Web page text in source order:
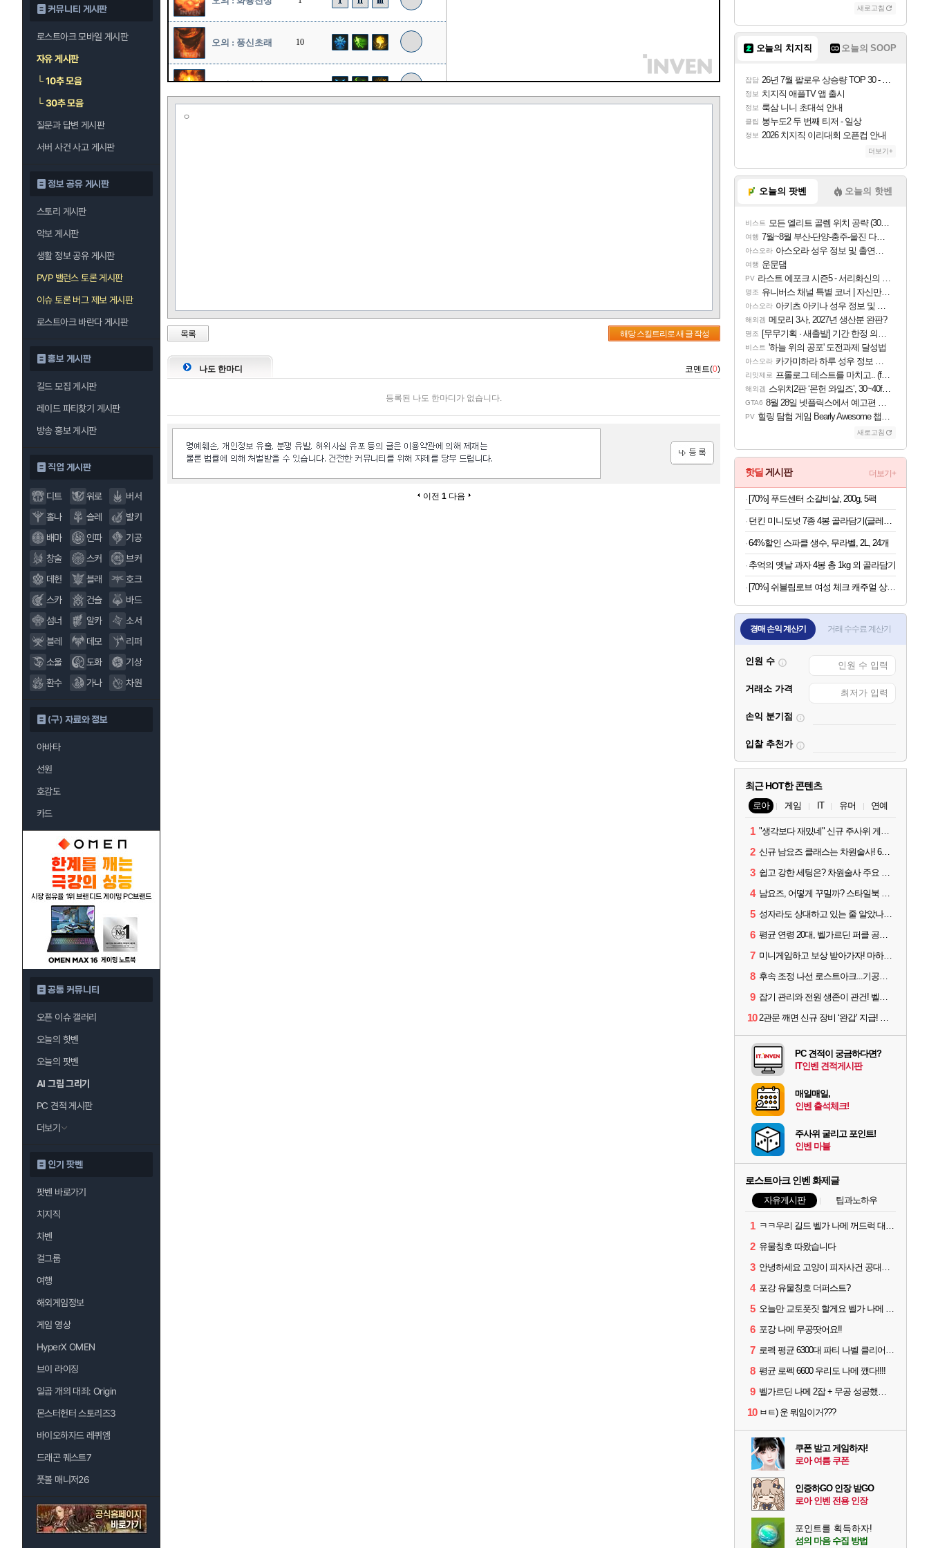
커뮤니티 게시판
로스트아크 모바일 게시판
자유 게시판
└10추 모음
└30추 모음
질문과 답변 게시판
서버 사건 사고 게시판
정보 공유 게시판
스토리 게시판
악보 게시판
생활 정보 공유 게시판
PVP 밸런스 토론 게시판
이슈 토론 버그 제보 게시판
로스트아크 바란다 게시판
홍보 게시판
길드 모집 게시판
레이드 파티찾기 게시판
방송 홍보 게시판
직업 게시판
디트 워로
버서
홀나
슬레
발키
배마
인파
기공
창술
스커
브커
데헌
블래
호크
스카
건슬
바드
섬너
알카
소서
블레
데모
리퍼
소울
도화
기상
환수
가나 차원
(구) 자료와 정보
아바타
선원
호감도
카드
공통 커뮤니티
오픈 이슈 갤러리
오늘의 핫벤
오늘의 팟벤
AI 그림 그리기
PC 견적 게시판
더보기
인기 팟벤
팟벤 바로가기
치지직
차벤
걸그룹
여행
해외게임정보
게임 영상
HyperX OMEN
브이 라이징
일곱 개의 대죄: Origin
몬스터헌터 스토리즈3
바이오하자드 레퀴엠
드래곤 퀘스트7
풋볼 매니저26
오의 : 풍신초래 10
오의 : 폭쇄진 10
ㅇ
목록 해당 스킬트리로 새 글 작성
나도 한마디 코멘트(0)
등록된 나도 한마디가 없습니다.
이전 1 다음
새로고침
오늘의 치지직 오늘의 SOOP
잡담 26년 7월 팔로우 상승량 TOP 30 - 월간 치지직
정보 치지직 애플TV 앱 출시
정보 룩삼 니니 초대석 안내
클립 봉누도2 두 번째 티저 - 일상
정보 2026 치지직 이리대회 오픈컵 안내
더보기+
오늘의 팟벤 오늘의 핫벤
비스트 모든 엘리트 골렘 위치 공략 (30개) - 방랑 결투가
여행 7월~8월 부산-단양-충주-울진 다녀왔어요~
아스오라 아스오라 성우 정보 및 출연작 모음
여행 운문댐
PV 라스트 에포크 시즌5 - 서리화신의 분노 티저
명조 유니버스 채널 특별 코너 | 자신만의 스타일
아스오라 아키츠 아키나 성우 정보 및 주요 필모
해외겜 메모리 3사, 2027년 생산분 완판?
명조 [무무기획 · 새출발] 기간 한정 의뢰 이벤트
비스트 '하늘 위의 공포' 도전과제 달성법
아스오라 카가미하라 하루 성우 정보 및 주요 필모
리밋제로 프롤로그 테스트를 마치고.. (feat. 리아)
해외겜 스위치2판 ‘몬헌 와일즈’, 30~40fps 목표 추정
GTA6 8월 28일 넷플릭스에서 예고편 공개 예정
PV 힐링 탐험 게임 Bearly Awesome 챕터 1 트레일러
새로고침
핫딜 게시판 더보기+
[70%] 푸드센터 소갈비살, 200g, 5팩
64%할인 스파클 생수, 무라벨, 2L, 24개
추억의 옛날 과자 4봉 총 1kg 외 골라담기
[70%] 쉬블림로브 여성 체크 캐주얼 상하의 세트 안드리 GW1780, FREE, 1세트
경매 손익 계산기 거래 수수료 계산기
인원 수
거래소 가격
손익 분기점
입찰 추천가
최근 HOT한 콘텐츠
로아 게임 IT 유머 연예
1 "생각보다 재밌네" 신규 주사위 게임 티카투카 호평
2 신규 남요즈 클래스는 차원술사! 6월 20일 로아온 썸머 정리
3 쉽고 강한 세팅은? 차원술사 주요 빌드와 스킬 코드
4 남요즈, 어떻게 꾸밀까? 스타일북 인기 차원술사 커스터마이즈
5 성자라도 상대하고 있는 줄 알았나? 벨가르딘 이모저모
6 평균 연령 20대, 벨가르딘 퍼클 공대 '영로티'를 만나다
7 미니게임하고 보상 받아가자! 마하라카 썸머 캠프 할 일은?
8 후속 조정 나선 로스트아크...기공사, 차원술사 하향
9 잡기 관리와 전원 생존이 관건! 벨가르딘 유물 칭호 획득방법 정리
10 2관문 깨면 신규 장비 ‘완갑’ 지급! 그림자 레이드 벨가르딘 공개
PC 견적이 궁금하다면?
IT인벤 견적게시판
매일매일,
인벤 출석체크!
주사위 굴리고 포인트!
인벤 마블
로스트아크 인벤 화제글
자유게시판 팁과노하우
1 ㅋㅋ우리 길드 벨가 나메 꺼드럭 대다가 싸움났다
2 유물칭호 따왔습니다
3 안녕하세요 고양이 피자사건 공대원입니다.
4 포강 유물칭호 더퍼스트?
5 오늘만 교토폿짓 할게요 벨가 나메 무공쉽더라
6 포강 나메 무공땃어요!!
7 로펙 평균 6300대 파티 나벨 클리어 [기믹 영상 참고하시면 좋을 듯]
8 평균 로펙 6600 우리도 나메 깼다!!!!
9 벨가르딘 나메 2잡 + 무공 성공했습니다.
10 ㅂㅌ) 운 뭐임이거???
쿠폰 받고 게임하자!
로아 여름 쿠폰
인증하GO 인장 받GO
로아 인벤 전용 인장
포인트를 획득하자!
섬의 마음 수집 방법